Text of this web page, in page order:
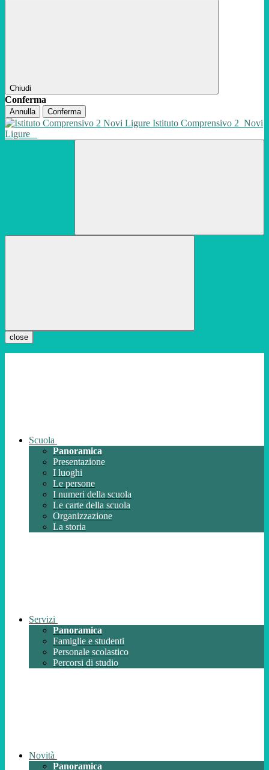
Chiudi
Conferma
Annulla Conferma
Istituto Comprensivo 2 Novi
Ligure
close
Scuola
Panoramica
Presentazione
I luoghi
Le persone
I numeri della scuola
Le carte della scuola
Organizzazione
La storia
Servizi
Panoramica
Famiglie e studenti
Personale scolastico
Percorsi di studio
Novità
Panoramica